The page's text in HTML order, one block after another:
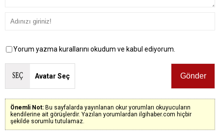
Yorum yazma kurallarını okudum ve kabul ediyorum.
Avatar Seç
Önemli Not: Bu sayfalarda yayınlanan okur yorumları okuyucuların
kendilerine ait görüşlerdir. Yazılan yorumlardan ilgihaber.com hiçbir
şekilde sorumlu tutulamaz.